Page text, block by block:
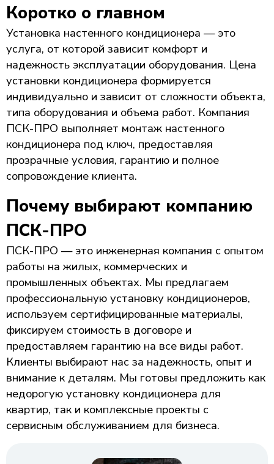
Коротко о главном
Установка настенного кондиционера — это
услуга, от которой зависит комфорт и
надежность эксплуатации оборудования. Цена
установки кондиционера формируется
индивидуально и зависит от сложности объекта,
типа оборудования и объема работ. Компания
ПСК-ПРО выполняет монтаж настенного
кондиционера под ключ, предоставляя
прозрачные условия, гарантию и полное
сопровождение клиента.
Почему выбирают компанию
ПСК-ПРО
ПСК-ПРО — это инженерная компания с опытом
работы на жилых, коммерческих и
промышленных объектах. Мы предлагаем
профессиональную установку кондиционеров,
используем сертифицированные материалы,
фиксируем стоимость в договоре и
предоставляем гарантию на все виды работ.
Клиенты выбирают нас за надежность, опыт и
внимание к деталям. Мы готовы предложить как
недорогую установку кондиционера для
квартир, так и комплексные проекты с
сервисным обслуживанием для бизнеса.